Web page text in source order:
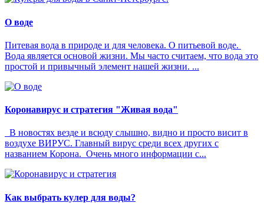
О воде
Питевая вода в природе и для человека. О питьевой воде.
Вода является основой жизни. Мы часто считаем, что вода это
простой и привычный элемент нашей жизни. ...
Коронавирус и стратегия "Живая вода"
В новостях везде и всюду слышно, видно и просто висит в
воздухе ВИРУС. Главный вирус среди всех других с
названием Корона. Очень много информации с...
Как выбрать кулер для воды?